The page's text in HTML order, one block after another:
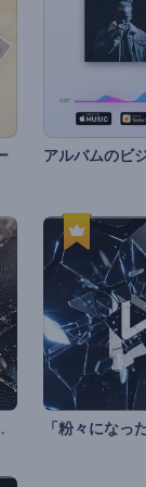
の紹介